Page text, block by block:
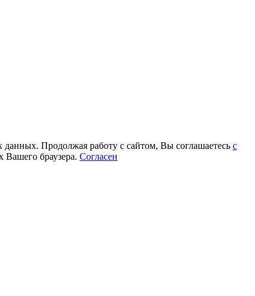
Продолжая работу с сайтом, Вы соглашаетесь с
браузера. Согласен